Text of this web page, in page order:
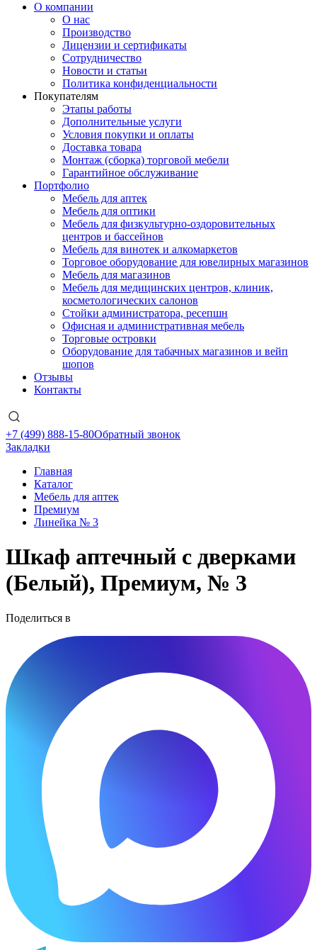
О компании
О нас
Производство
Лицензии и сертификаты
Сотрудничество
Новости и статьи
Политика конфиденциальности
Покупателям
Этапы работы
Дополнительные услуги
Условия покупки и оплаты
Доставка товара
Монтаж (сборка) торговой мебели
Гарантийное обслуживание
Портфолио
Мебель для аптек
Мебель для оптики
Мебель для физкультурно-оздоровительных
центров и бассейнов
Мебель для винотек и алкомаркетов
Торговое оборудование для ювелирных магазинов
Мебель для магазинов
Мебель для медицинских центров, клиник,
косметологических салонов
Стойки администратора, ресепшн
Офисная и административная мебель
Торговые островки
Оборудование для табачных магазинов и вейп
шопов
Отзывы
Контакты
+7 (499) 888-15-80Обратный звонок
Закладки
Главная
Каталог
Мебель для аптек
Премиум
Линейка № 3
Шкаф аптечный с дверками
(Белый), Премиум, № 3
Поделиться в